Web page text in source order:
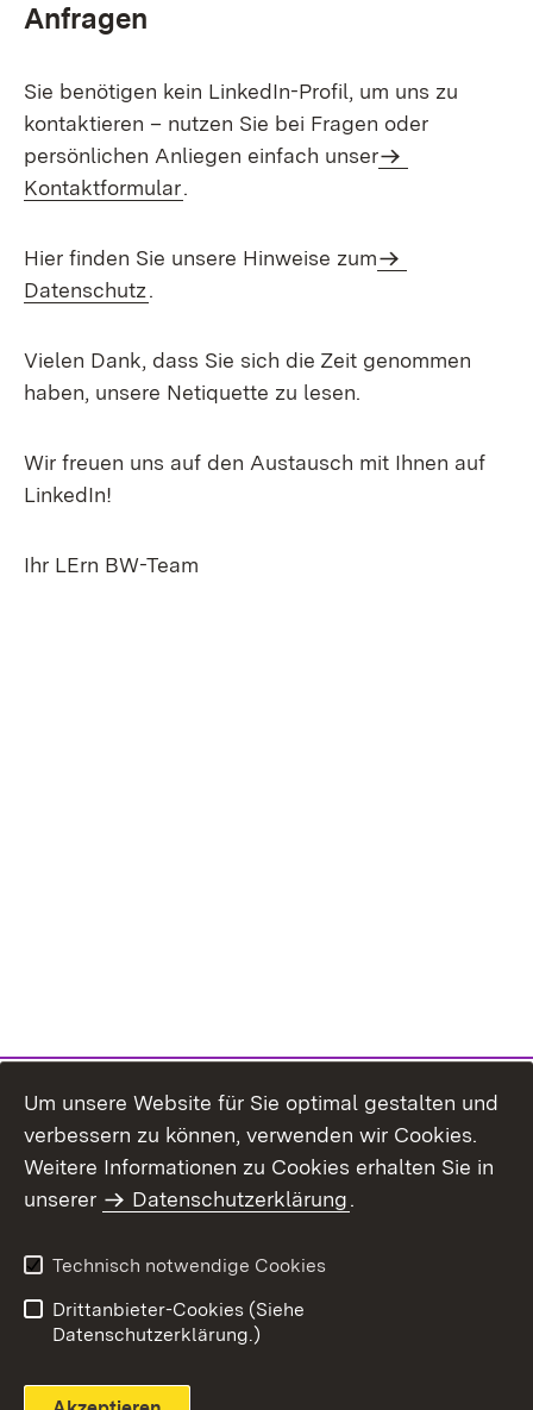
Anfragen
Sie benötigen kein LinkedIn-Profil, um uns zu
kontaktieren – nutzen Sie bei Fragen oder
persönlichen Anliegen einfach unser
Kontaktformular.
Hier finden Sie unsere Hinweise zum
Datenschutz.
Vielen Dank, dass Sie sich die Zeit genommen
haben, unsere Netiquette zu lesen.
Wir freuen uns auf den Austausch mit Ihnen auf
LinkedIn!
Ihr LErn BW-Team
Themenübersicht
Um unsere Website für Sie optimal gestalten und
verbessern zu können, verwenden wir Cookies.
Weitere Informationen zu Cookies erhalten Sie in
unserer
Datenschutzerklärung.
Technisch notwendige Cookies
Drittanbieter-Cookies (Siehe
Datenschutzerklärung.)